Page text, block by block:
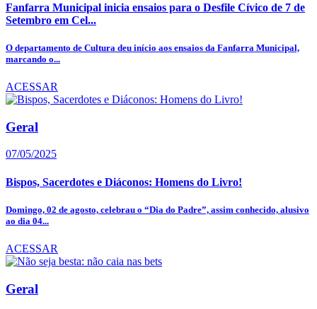
Fanfarra Municipal inicia ensaios para o Desfile Cívico de 7 de
Setembro em Cel...
O departamento de Cultura deu início aos ensaios da Fanfarra Municipal,
marcando o...
ACESSAR
Geral
07/05/2025
Bispos, Sacerdotes e Diáconos: Homens do Livro!
Domingo, 02 de agosto, celebrau o “Dia do Padre”, assim conhecido, alusivo
ao dia 04...
ACESSAR
Geral